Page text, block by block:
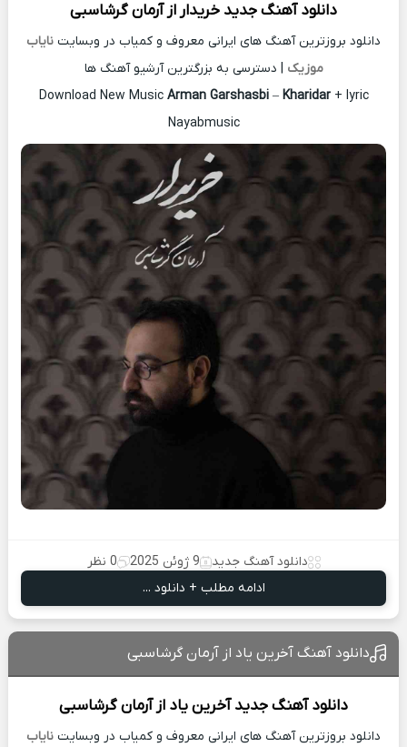
دانلود آهنگ جدید خریدار ازآرمان گرشاسبی
دانلود بروزترین آهنگ های ایرانی معروف و کمیاب در وبسایت نایاب
موزیک | دسترسی به بزرگترین آرشیو آهنگ ها
Download New Music Arman Garshasbi– Kharidar+ lyric
Nayabmusic
دانلود آهنگ جدید 9 ژوئن 2025
0 نظر
ادامه مطلب + دانلود ...
دانلود آهنگ آخرین یاد از آرمان گرشاسبی
دانلود آهنگ جدیدآخرین یاد ازآرمان گرشاسبی
دانلود بروزترین آهنگ های ایرانی معروف و کمیاب در وبسایت نایاب